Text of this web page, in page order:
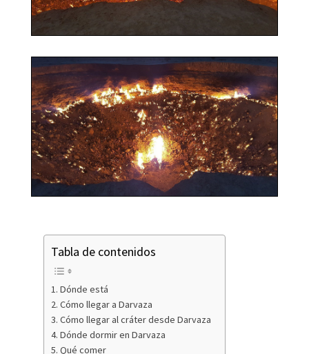
Tabla de contenidos
Dónde está
Cómo llegar a Darvaza
Cómo llegar al cráter desde Darvaza
Dónde dormir en Darvaza
Qué comer